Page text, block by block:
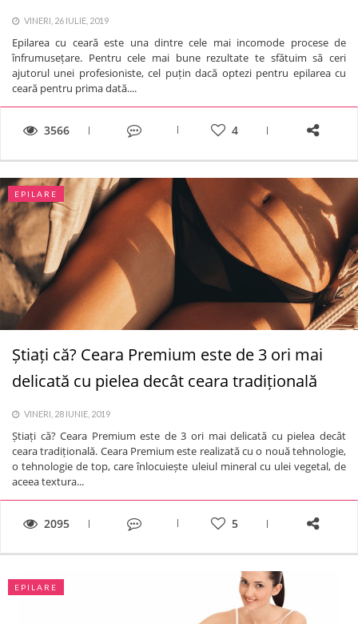
VINERI, 26 IULIE, 2019
Epilarea cu ceară este una dintre cele mai incomode procese de
înfrumusețare. Pentru cele mai bune rezultate te sfătuim să ceri
ajutorul unei profesioniste, cel puțin dacă optezi pentru epilarea cu
ceară pentru prima dată....
3566 4
EPILARE
Știați că? Ceara Premium este de 3 ori mai
delicată cu pielea decât ceara tradițională
VINERI, 28 IUNIE, 2019
Știați că? Ceara Premium este de 3 ori mai delicată cu pielea decât
ceara tradițională. Ceara Premium este realizată cu o nouă tehnologie,
o tehnologie de top, care înlocuiește uleiul mineral cu ulei vegetal, de
aceea textura...
2095 5
EPILARE